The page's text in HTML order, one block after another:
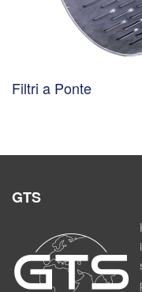
Filtri a Ponte
GTS